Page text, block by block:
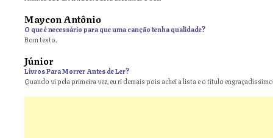
Maycon Antônio
O que é necessário para que uma canção tenha qualidade?
Bom texto.
Júnior
Livros Para Morrer Antes de Ler?
Quando vi pela primeira vez, eu ri demais pois achei a lista e o título